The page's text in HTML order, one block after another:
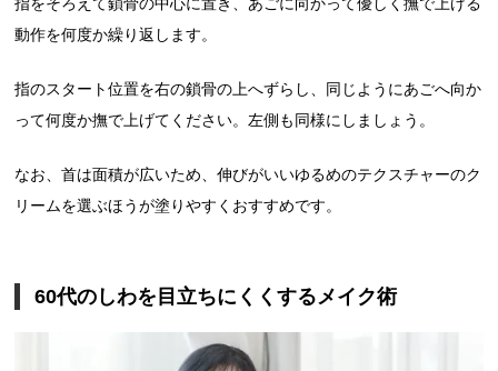
動作を何度か繰り返します。
指のスタート位置を右の鎖骨の上へずらし、同じようにあごへ向か
って何度か撫で上げてください。左側も同様にしましょう。
なお、首は面積が広いため、伸びがいいゆるめのテクスチャーのク
リームを選ぶほうが塗りやすくおすすめです。
60代のしわを目立ちにくくするメイク術